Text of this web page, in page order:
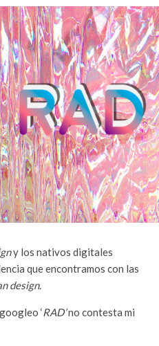
y los nativos digitales
que encontramos con las
design.
‘RAD’no contesta mi